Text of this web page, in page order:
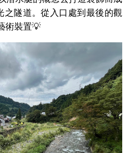
之隧道。從入口處到最後的觀
術裝置💡